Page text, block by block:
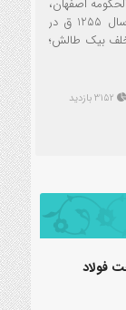
اصفهان،
خوشنویس و سراینده است. تاریخ تولدش در سال 1255 ق در
خلف بیک طالش؛
فولاد